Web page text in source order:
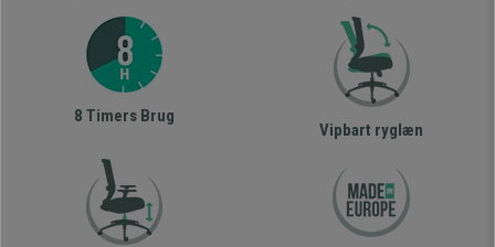
8 Timers Brug
Vipbart ryglæn